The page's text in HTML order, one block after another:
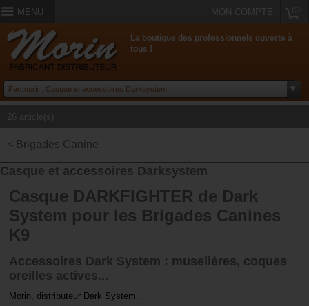
MENU MON COMPTE
La boutique des professionnels ouverte à
tous !
26 article(s)
< Brigades Canine
Casque et accessoires Darksystem
Casque DARKFIGHTER de Dark
System pour les Brigades Canines
K9
Accessoires Dark System : muselières, coques
oreilles actives...
Morin, distributeur Dark System.